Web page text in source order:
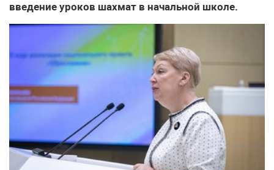
введение уроков шахмат в начальной школе.